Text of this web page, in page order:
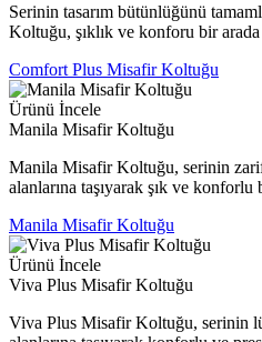
Serinin tasarım bütünlüğünü
Koltuğu, şıklık ve konforu bir arada
Comfort Plus Misafir Koltuğu
Ürünü İncele
Manila Misafir Koltuğu
Manila Misafir Koltuğu, serinin
alanlarına taşıyarak şık ve konforlu
Manila Misafir Koltuğu
Ürünü İncele
Viva Plus Misafir Koltuğu
Viva Plus Misafir Koltuğu, serinin